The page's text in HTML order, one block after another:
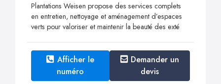
Plantations Weisen propose des services complets
en entretien, nettoyage et aménagement d’espaces
verts pour valoriser et maintenir la beauté des exté
Afficher le
numéro
Demander un
devis